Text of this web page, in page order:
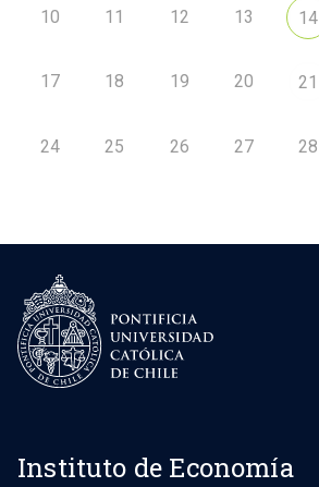
10 11 12 13 14
17 18 19 20 21
24 25 26 27 28
Instituto de Economía